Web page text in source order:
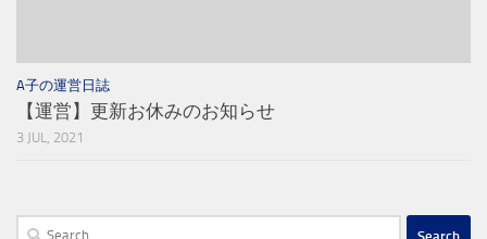
A子の運営日誌
【運営】更新お休みのお知らせ
3 JUL, 2021
Search